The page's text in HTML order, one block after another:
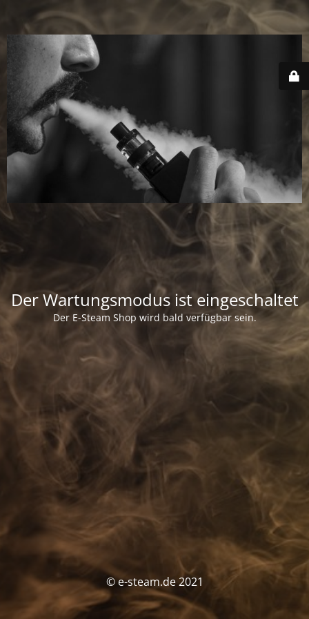
Der Wartungsmodus ist eingeschaltet
Der E-Steam Shop wird bald verfügbar sein.
© e-steam.de 2021